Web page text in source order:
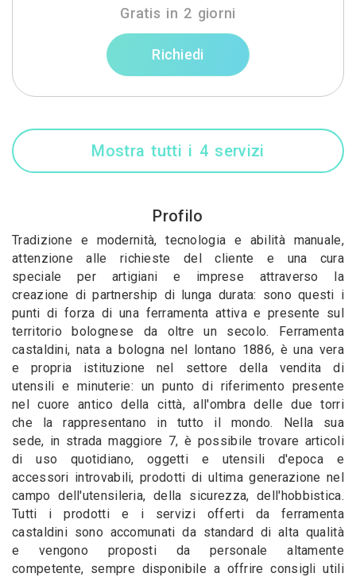
Gratis in 2 giorni
Richiedi
Mostra tutti i 4 servizi
Profilo
Tradizione e modernità, tecnologia e abilità manuale,
attenzione alle richieste del cliente e una cura
speciale per artigiani e imprese attraverso la
creazione di partnership di lunga durata: sono questi i
punti di forza di una ferramenta attiva e presente sul
territorio bolognese da oltre un secolo. Ferramenta
castaldini, nata a bologna nel lontano 1886, è una vera
e propria istituzione nel settore della vendita di
utensili e minuterie: un punto di riferimento presente
nel cuore antico della città, all'ombra delle due torri
che la rappresentano in tutto il mondo. Nella sua
sede, in strada maggiore 7, è possibile trovare articoli
di uso quotidiano, oggetti e utensili d'epoca e
accessori introvabili, prodotti di ultima generazione nel
campo dell'utensileria, della sicurezza, dell'hobbistica.
Tutti i prodotti e i servizi offerti da ferramenta
castaldini sono accomunati da standard di alta qualità
e vengono proposti da personale altamente
competente, sempre disponibile a offrire consigli utili